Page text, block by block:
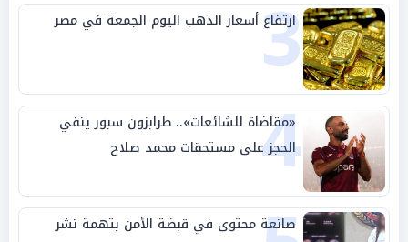
3
ارتفاع أسعار الذهب اليوم الجمعة في مصر
4
«مقاضاة للشائعات».. طرابزون سبور ينفي
الحجز على مستحقات محمد صلاح
صانعة محتوى في قبضة الأمن بتهمة نشر